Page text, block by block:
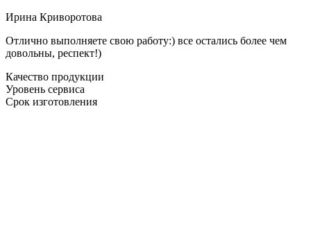
Ирина Криворотова
Отлично выполняете свою работу:) все остались более чем
довольны, респект!)
Качество продукции
Уровень сервиса
Срок изготовления